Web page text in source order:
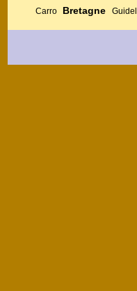
Carro Bretagne Guidel